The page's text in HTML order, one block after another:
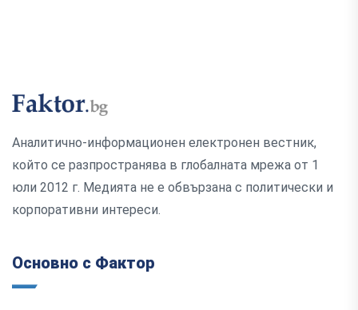
Аналитично-информационен електронен вестник,
който се разпространява в глобалната мрежа от 1
юли 2012 г. Медията не е обвързана с политически и
корпоративни интереси.
Основно с Фактор